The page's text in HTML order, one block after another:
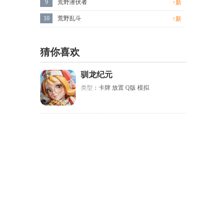
9 荒野潜伏者 ↑新
10 荒野乱斗 ↑新
猜你喜欢
驯龙纪元
类型 ：卡牌 放置 Q版 模拟